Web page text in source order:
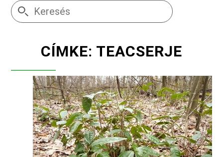
CÍMKE: TEACSERJE